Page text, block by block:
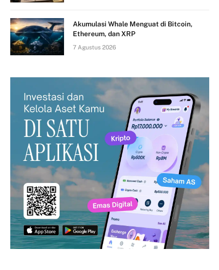
Akumulasi Whale Menguat di Bitcoin,
Ethereum, dan XRP
7 Agustus 2026